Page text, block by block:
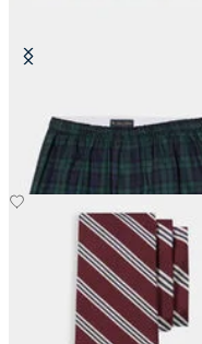
CHF 49